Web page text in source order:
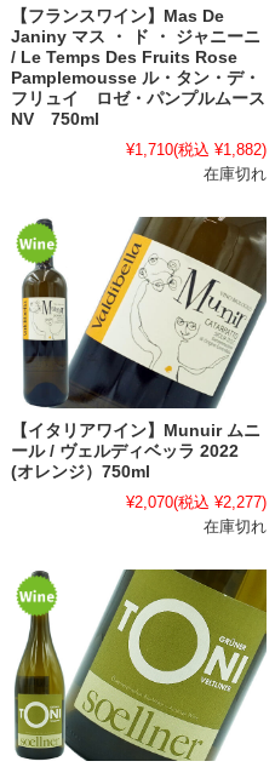
【フランスワイン】Mas De
Janiny マス ・ ド ・ ジャニーニ
/ Le Temps Des Fruits Rose
Pamplemousse ル・タン・デ・
フリュイ ロゼ・パンプルムース
NV 750ml
¥1,710(税込 ¥1,882)
在庫切れ
【イタリアワイン】Munuir ムニ
ール / ヴェルディベッラ 2022
(オレンジ）750ml
¥2,070(税込 ¥2,277)
在庫切れ